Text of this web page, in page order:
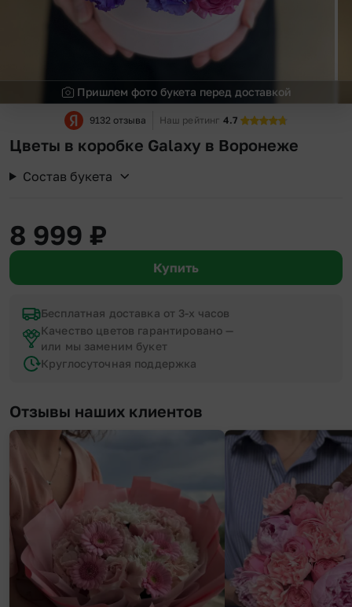
Пришлем фото букета перед доставкой
9132 отзыва Наш рейтинг 4.7
Цветы в коробке Galaxy в Воронеже
Состав букета
8 999 ₽
Купить
Бесплатная доставка от 3-х часов
Качество цветов гарантировано —
или мы заменим букет
Круглосуточная поддержка
Отзывы наших клиентов